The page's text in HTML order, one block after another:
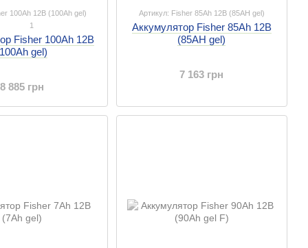
100Ah 12B (100Ah gel)
1
Fisher 100Ah 12B
gel)
8 885 грн
Артикул: Fisher 85Ah 12B (85AH gel)
Аккумулятор Fisher 85Ah 12B
(85AH gel)
7 163 грн